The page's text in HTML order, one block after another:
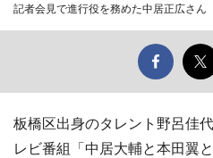
記者会見で進行役を務めた中居正広さん
板橋区出身のタレント野呂佳
レビ番組「中居大輔と本田翼